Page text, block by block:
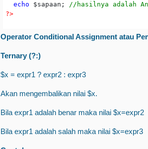
  echo
$sapaan; //hasilnya adalah
?>
Operator Conditional Assignment atau
Ternary (?:)
$x = expr1 ? expr2 : expr3
Akan mengembalikan nilai $x.
Bila expr1 adalah benar maka nilai $x=expr2
Bila expr1 adalah salah maka nilai $x=expr3